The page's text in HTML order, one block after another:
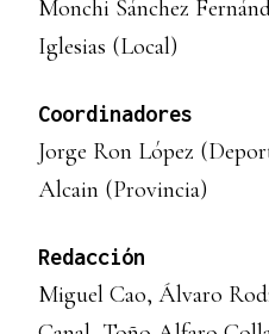
Monchi Sánchez
Iglesias (Local)
Coordinadores
Jorge Ron López
Alcain (Provincia)
Redacción
Miguel Cao, Álvaro